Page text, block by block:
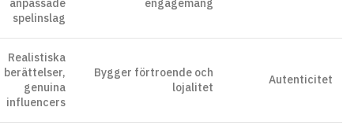
engagemang
anpassade
spelinslag
Autenticitet
Bygger förtroende och
lojalitet
Realistiska
berättelser,
genuina
influencers